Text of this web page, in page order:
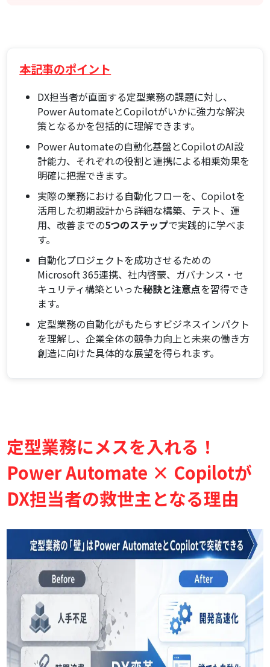
動化を設計する
実践！Power Automate × Copilotで定型業務を自動
化する5ステップ
ステップ1：自動化対象業務の選定と目標設定
ステップ2：Copilotを活用したフローの初期設計
ステップ3：Power Automateでの詳細なロジック
構築とコネクタ連携
ステップ4：堅牢な自動化フローを実現するテストと
デバッグ
ステップ5：本番運用と効果測定、そして継続的な改
DX担当者が知っておくべき！Power Automate ×
Copilot活用を成功させる秘訣
他のMicrosoft 365サービス連携で自動化の幅を広げ
る
スキルアップと社内啓蒙：全社的な自動化文化を醸
成する
ガバナンスとセキュリティ：安心・安全な自動化環
定型業務からの解放がもたらすビジネスインパクト
今こそ、御社の競争力を高める自動化プロジェクト
を
さらなる業務効率化へ向けた展望
本記事のポイント
DX担当者が直面する定型業務の課題に対し、
Power AutomateとCopilotがいかに強力な解決
策となるかを包括的に理解できます。
Power Automateの自動化基盤とCopilotのAI設
計能力、それぞれの役割と連携による相乗効果を
明確に把握できます。
実際の業務における自動化フローを、Copilotを
活用した初期設計から詳細な構築、テスト、運
用、改善までの5つのステップで実践的に学べま
す。
自動化プロジェクトを成功させるための
Microsoft 365連携、社内啓蒙、ガバナンス・セ
キュリティ構築といった秘訣と注意点を習得でき
ます。
定型業務の自動化がもたらすビジネスインパクト
を理解し、企業全体の競争力向上と未来の働き方
創造に向けた具体的な展望を得られます。
定型業務にメスを入れる！
Power Automate × Copilotが
DX担当者の救世主となる理由